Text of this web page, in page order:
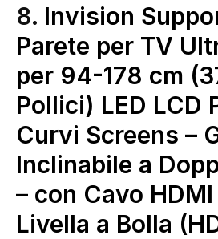
8. Invision
Parete per TV
per 94-178 cm
Pollici) LED LCD
Curvi Screens –
Inclinabile a
– con Cavo
Livella a Bolla